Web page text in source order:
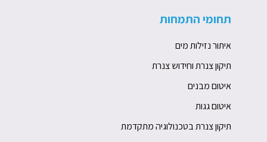
תחומי התמחות
איתור נזילות מים
תיקון צנרת וחידוש צנרת
איטום מבנים
איטום גגות
תיקון צנרת בטכנולוגיה מתקדמת